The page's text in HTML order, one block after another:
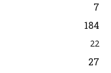
7
184
22
27